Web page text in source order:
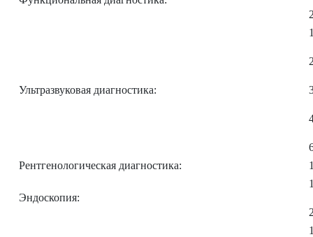
Ультразвуковая диагностика:
Рентгенологическая диагностика:
Эндоскопия: